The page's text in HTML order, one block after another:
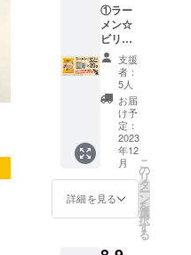
月3日
（日）
までに
ご支援
いただ
いた方
への発
送は、
12月下
旬予定
です。
65g）
賞味期
限：製
造日よ
り180日
保存方
法：直
射日
光、高
温多湿
を避け
て保存
ださ
い。 ※
コー
ル、か
んす
い、カ
ラメル
色素、
クチナ
シ色
素、増
粘多糖
類、
（一部
麦・
卵・大
容量：
65g 賞
味期
限：製
造日よ
り180日
保存方
法：直
射日
光、高
温多湿
を避け
て保存
してく
D30mm
（1袋）
◎食品
表示 原
材料
名： め
ん（小
麦粉
（国内
造）、
卵白粉
末、食
塩、小
①ラー
メン☆
ビリー
（G系醤
油味）
20袋 ②
お礼の
手紙 ③
ビリー
が支援
者の名
前を
X（旧
Twitter
）でつ
ぶやく
支援
者：
5人
お届
け予
定：
2023
年12
月
詳細を見る
こ
の
リ
タ
ー
ン
を
選
択
す
る